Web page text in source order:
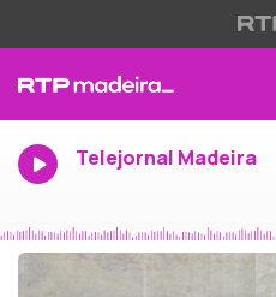
Telejornal Madeira